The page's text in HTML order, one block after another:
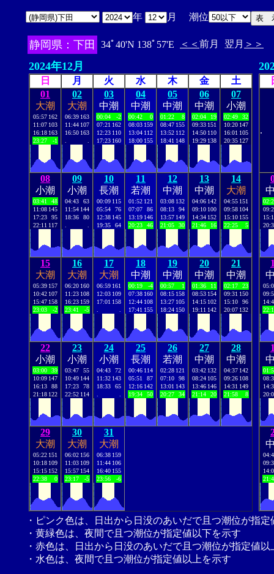
年 月 潮位
静岡県：下田 34ﾟ40'N 138ﾟ57'E ＜＜ 前月 翌月 ＞＞
2024年12月
日 月 火 水 木 金
土
01
大潮
05:57 162
11:07 103
16:18 163
23:27
-1
02
大潮
06:39 163
11:44 107
16:50 163
03
中潮
00:04
-2
07:21 162
12:23 110
17:23 160
04
中潮
00:42
0
08:03 159
13:04 112
18:00 155
05
中潮
01:22
8
08:47 155
13:52 112
18:41 148
06
中潮
02:04
19
09:33 151
14:50 110
19:29 138
07
小潮
02:49
32
10:20 147
16:01 105
20:35 127
08
小潮
03:41
48
11:08 145
17:23
95
22:11 117
09
小潮
04:43
63
11:54 144
18:36
80
10
長潮
00:09 115
05:54
76
12:38 145
19:35
64
11
若潮
01:52 121
07:07
86
13:19 146
20:23
46
12
中潮
03:08 132
08:13
94
13:57 149
21:05
30
13
中潮
04:06 142
09:10 100
14:34 152
21:46
16
14
大潮
04:55 151
09:58 104
15:10 155
22:25
5
15
大潮
05:39 157
10:42 107
15:47 158
23:03
-2
16
大潮
06:20 160
11:23 108
16:23 159
23:41
-5
17
大潮
06:59 161
12:03 109
17:01 158
18
中潮
00:19
-4
07:38 160
12:44 108
17:41 155
19
中潮
00:57
1
08:15 158
13:27 105
18:24 150
20
中潮
01:36
11
08:53 154
14:15 102
19:11 142
21
中潮
02:17
23
09:31 150
15:10
96
20:07 132
22
小潮
03:00
39
10:09 147
16:13
88
21:18 122
23
小潮
03:47
55
10:49 144
17:23
78
22:52 114
24
小潮
04:43
72
11:32 143
18:33
65
25
長潮
00:46 114
05:51
87
12:16 142
19:34
50
26
若潮
02:28 121
07:10
98
13:01 143
20:27
34
27
中潮
03:42 132
08:24 105
13:46 146
21:14
20
28
中潮
04:37 142
09:26 108
14:31 149
21:58
8
29
大潮
05:22 151
10:18 109
15:15 152
22:38
0
30
大潮
06:02 156
11:03 109
15:57 154
23:17
-5
31
大潮
06:38 159
11:44 106
16:40 155
23:56
-6
.
・ピンク色は、日出から日没のあいだで且つ潮位が指
・黄緑色は、夜間で且つ潮位が指定値以下を示す
・赤色は、日出から日没のあいだで且つ潮位が指定値以
・水色は、夜間で且つ潮位が指定値以上を示す